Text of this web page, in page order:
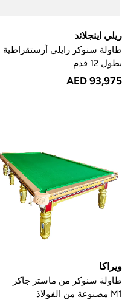
ريلي اينجلاند
طاولة سنوكر رايلي أرستقراطية
بطول 12 قدم
AED 93,975
ويراكا
طاولة سنوكر من ماستر جاكر
M1 مصنوعة من الفولاذ